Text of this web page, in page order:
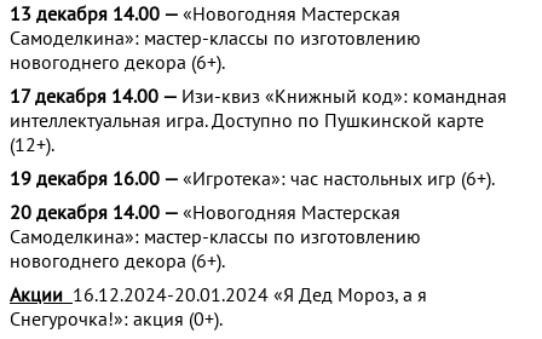
13 декабря 14.00 — «Новогодняя Мастерская
Самоделкина»: мастер-классы по изготовлению
новогоднего декора (6+).
17 декабря 14.00 — Изи-квиз «Книжный код»: командная
интеллектуальная игра. Доступно по Пушкинской карте
(12+).
19 декабря 16.00 — «Игротека»: час настольных игр (6+).
20 декабря 14.00 — «Новогодняя Мастерская
Самоделкина»: мастер-классы по изготовлению
новогоднего декора (6+).
Акции 16.12.2024-20.01.2024 «Я Дед Мороз, а я
Снегурочка!»: акция (0+).